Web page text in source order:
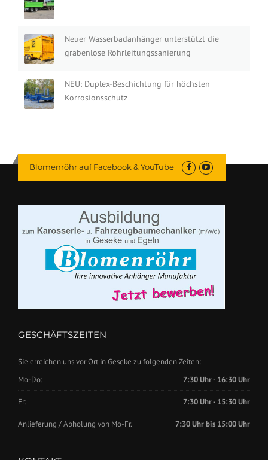
Neuer Wasserbadanhänger unterstützt die
grabenlose Rohrleitungssanierung
NEU: Duplex-Beschichtung für höchsten
Korrosionsschutz
Blomenröhr auf Facebook & YouTube
GESCHÄFTSZEITEN
Sie erreichen uns vor Ort in Geseke zu folgenden Zeiten:
Mo-Do:
7:30 Uhr - 16:30 Uhr
Fr: 7:30 Uhr - 15:30 Uhr
Anlieferung / Abholung von Mo-Fr. 7:30 Uhr bis 15:00 Uhr